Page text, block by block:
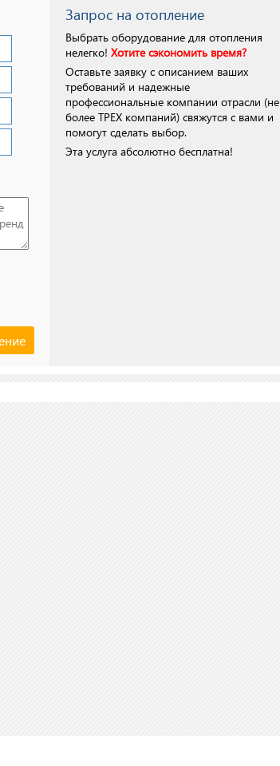
Запрос на отопление
Выбрать оборудование для отопления
нелегко! Хотите сэкономить время?
Оставьте заявку с описанием ваших
требований и надежные
профессиональные компании отрасли (не
более ТРЕХ компаний) свяжутся с вами и
помогут сделать выбор.
Эта услуга абсолютно бесплатна!